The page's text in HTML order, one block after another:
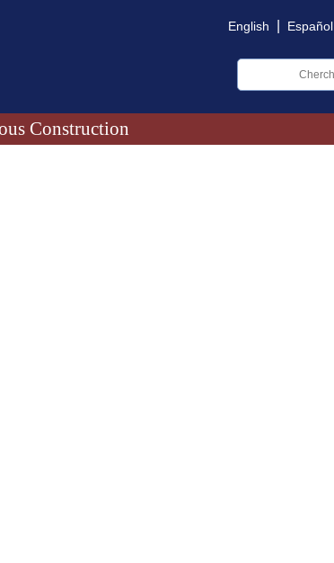
English | Español
Construction